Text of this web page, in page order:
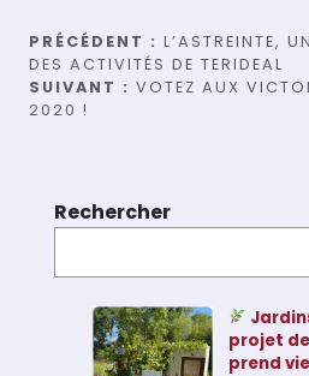
Navigation
de
PRÉCÉDENT : L’ASTREINTE,
DES ACTIVITÉS DE TERIDEAL
SUIVANT : VOTEZ AUX
2020 !
Rechercher
projet
prend